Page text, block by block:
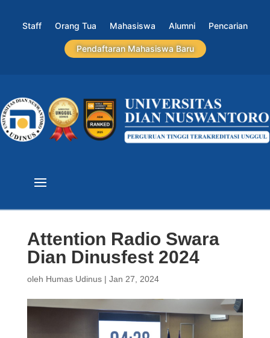
Staff Orang Tua Mahasiswa Alumni Pencarian
Pendaftaran Mahasiswa Baru
Attention Radio Swara
Dian Dinusfest 2024
oleh Humas Udinus| Jan 27, 2024